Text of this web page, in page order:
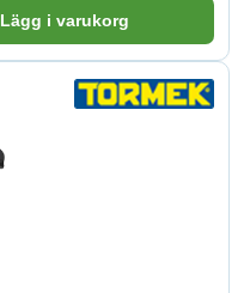
Lägg i varukorg